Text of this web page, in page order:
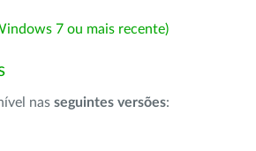
7 ou mais recente)
nas seguintes versões: